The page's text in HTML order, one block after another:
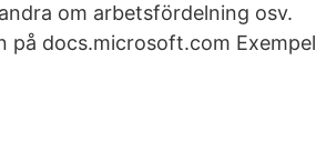
om arbetsfördelning osv.
på docs.microsoft.com Exempel